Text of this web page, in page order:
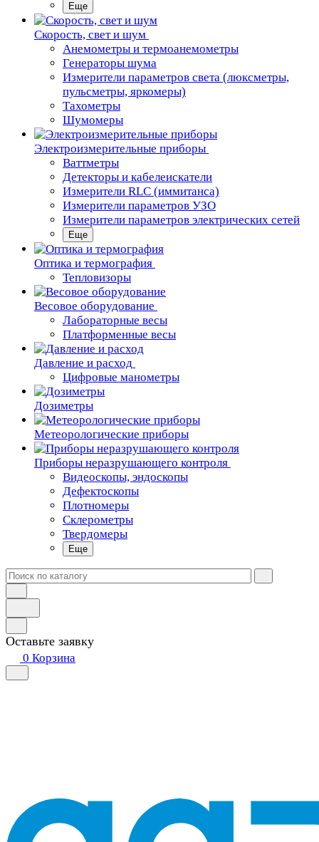
Еще
Скорость, свет и шум
Анемометры и термоанемометры
Генераторы шума
Измерители параметров света (люксметры,
пульсметры, яркомеры)
Тахометры
Шумомеры
Электроизмерительные приборы
Ваттметры
Детекторы и кабелеискатели
Измерители RLC (иммитанса)
Измерители параметров УЗО
Измерители параметров электрических сетей
Еще
Oптика и термография
Тепловизоры
Весовое оборудование
Лабораторные весы
Платформенные весы
Давление и расход
Цифровые манометры
Дозиметры
Метеорологические приборы
Приборы неразрушающего контроля
Видеоскопы, эндоскопы
Дефектоскопы
Плотномеры
Склерометры
Твердомеры
Еще
Оставьте заявку
0 Корзина